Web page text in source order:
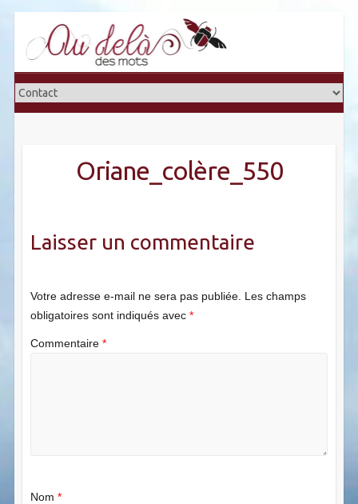
content
Oriane_colère_550
Laisser un commentaire
Votre adresse e-mail ne sera pas publiée. Les champs
obligatoires sont indiqués avec *
Commentaire *
Nom *